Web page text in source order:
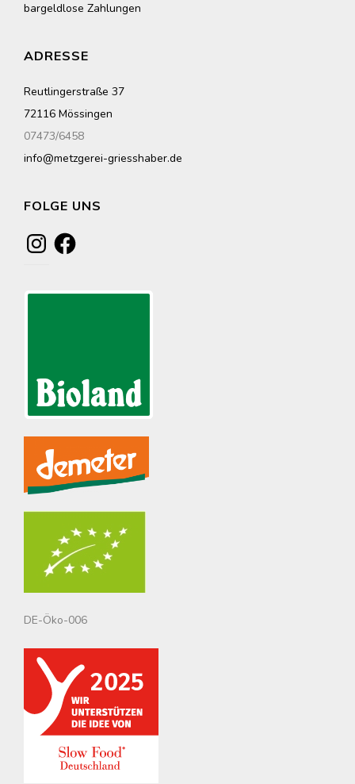
bargeldlose Zahlungen
ADRESSE
Reutlingerstraße 37
72116 Mössingen
07473/6458
info@metzgerei-griesshaber.de
FOLGE UNS
InstagramFacebook
DE-Öko-006